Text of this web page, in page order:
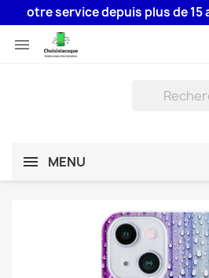
service depuis plus de 15

MENU